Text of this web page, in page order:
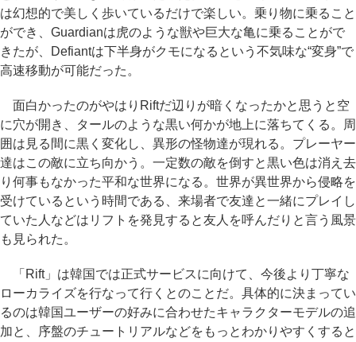
は幻想的で美しく歩いているだけで楽しい。乗り物に乗ること
ができ、Guardianは虎のような獣や巨大な亀に乗ることがで
きたが、Defiantは下半身がクモになるという不気味な“変身”で
高速移動が可能だった。
面白かったのがやはりRiftだ辺りが暗くなったかと思うと空
に穴が開き、タールのような黒い何かが地上に落ちてくる。周
囲は見る間に黒く変化し、異形の怪物達が現れる。プレーヤー
達はこの敵に立ち向かう。一定数の敵を倒すと黒い色は消え去
り何事もなかった平和な世界になる。世界が異世界から侵略を
受けているという時間である、来場者で友達と一緒にプレイし
ていた人などはリフトを発見すると友人を呼んだりと言う風景
も見られた。
「Rift」は韓国では正式サービスに向けて、今後より丁寧な
ローカライズを行なって行くとのことだ。具体的に決まってい
るのは韓国ユーザーの好みに合わせたキャラクターモデルの追
加と、序盤のチュートリアルなどをもっとわかりやすくすると